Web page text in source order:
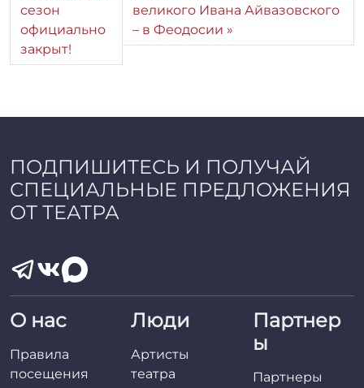
сезон
официально
закрыт!
великого Ивана Айвазовского
– в Феодосии
ПОДПИШИТЕСЬ И ПОЛУЧАЙ
СПЕЦИАЛЬНЫЕ ПРЕДЛОЖЕНИЯ
ОТ ТЕАТРА
О нас
Правила
посещения
Люди
Артисты
театра
Партнер
ы
Партнеры